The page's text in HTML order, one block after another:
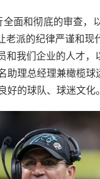
面和彻底的审查，
老派的纪律严谨和现
我们企业的人才，
助理总经理兼橄榄
好的球队、球迷文化